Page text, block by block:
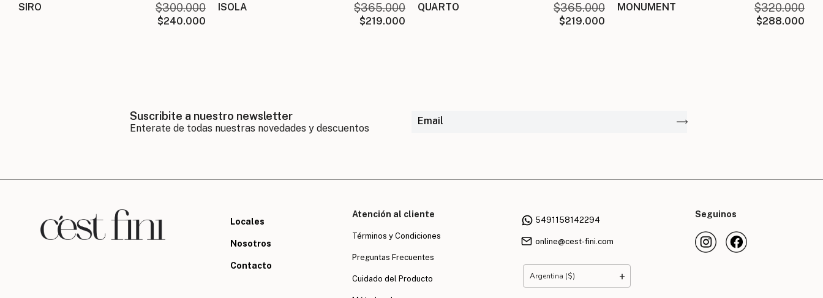
SIRO $300.000
$240.000
ISOLA $365.000
$219.000
QUARTO $365.000
$219.000
MONUMENT $320.000
$288.000
Suscribite a nuestro newsletter
Locales
Nosotros
Contacto
Atención al cliente
Términos y Condiciones
Preguntas Frecuentes
Cuidado del Producto
5491158142294
online@cest-fini.com
Seguinos